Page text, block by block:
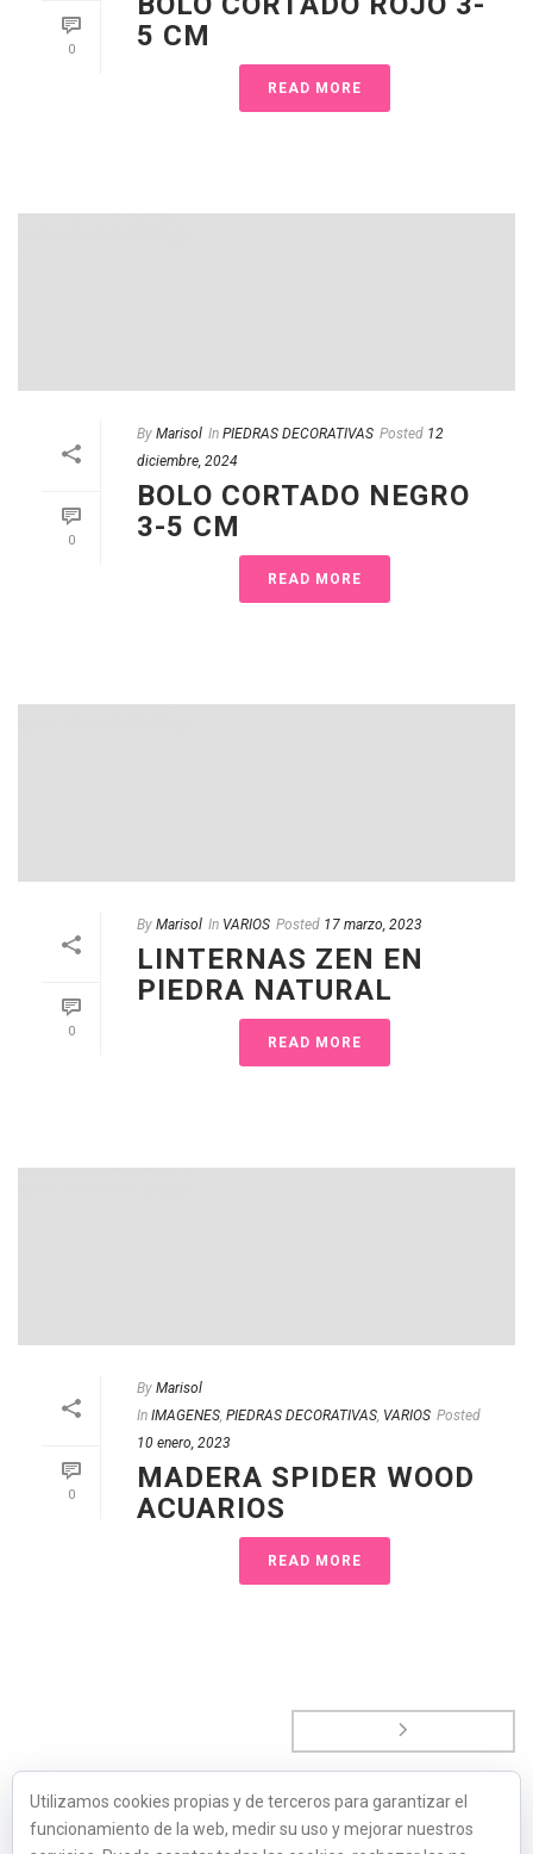
0
5 CM
READ MORE
0
By Marisol In PIEDRAS DECORATIVAS Posted 12
diciembre, 2024
BOLO CORTADO NEGRO
3-5 CM
READ MORE
0
By Marisol In VARIOS Posted 17 marzo, 2023
LINTERNAS ZEN EN
PIEDRA NATURAL
READ MORE
0
By Marisol
In IMAGENES PIEDRAS DECORATIVAS VARIOS Posted
10 enero, 2023
MADERA SPIDER WOOD
ACUARIOS
READ MORE
1 2 3 4 5 6 7
Utilizamos cookies propias y de terceros para garantizar el
funcionamiento de la web, medir su uso y mejorar nuestros